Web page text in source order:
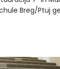
Breg/Ptuj